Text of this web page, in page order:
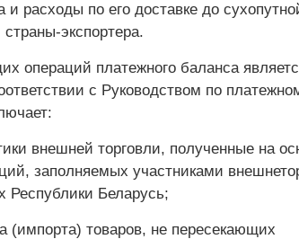
расходы по его доставке до
экспортера.
операций платежного баланса
с Руководством по
внешней торговли, полученные на
заполняемых участниками
Республики Беларусь;
(импорта) товаров, не пересекающих